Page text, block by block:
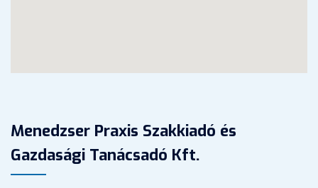
Menedzser Praxis Szakkiadó és
Gazdasági Tanácsadó Kft.